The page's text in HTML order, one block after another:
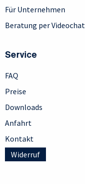
Für Unternehmen
Beratung per Videochat
Service
FAQ
Preise
Downloads
Anfahrt
Kontakt
Widerruf